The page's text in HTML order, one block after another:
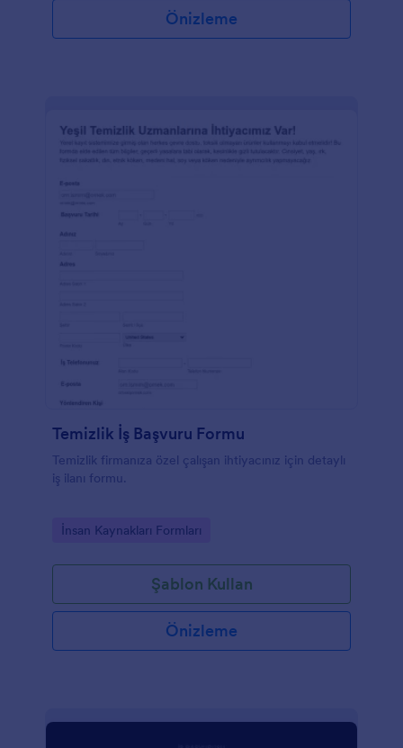
Önizleme
Temizlik İş Başvuru Formu
Temizlik firmanıza özel çalışan ihtiyacınız için detaylı
iş ilanı formu.
Go to Category:
İnsan Kaynakları Formları
Şablon Kullan
Önizleme